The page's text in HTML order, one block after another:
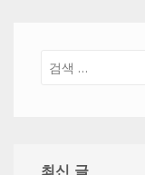
최신 글